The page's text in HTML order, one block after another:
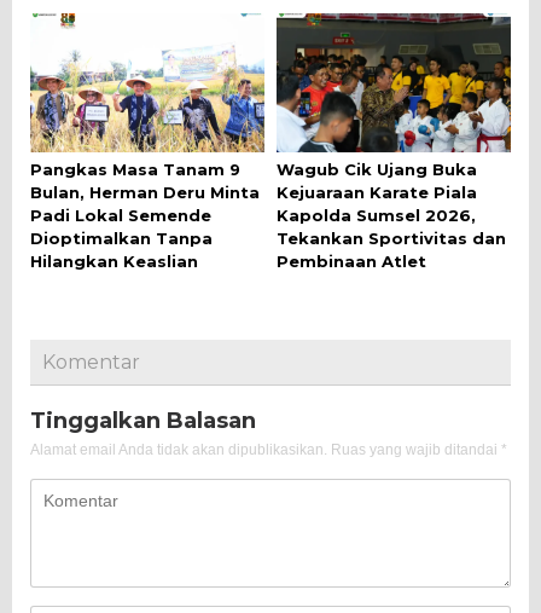
Pangkas Masa Tanam 9
Bulan, Herman Deru Minta
Padi Lokal Semende
Dioptimalkan Tanpa
Hilangkan Keaslian
Wagub Cik Ujang Buka
Kejuaraan Karate Piala
Kapolda Sumsel 2026,
Tekankan Sportivitas dan
Pembinaan Atlet
Komentar
Tinggalkan Balasan
Alamat email Anda tidak akan dipublikasikan. Ruas yang wajib ditandai *